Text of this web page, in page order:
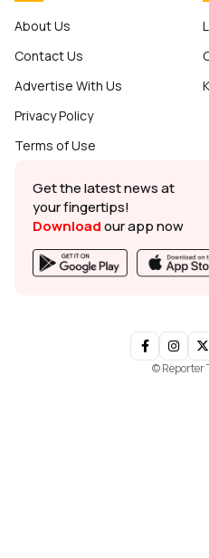
About Us
Contact Us
Advertise With Us
Privacy Policy
Terms of Use
Get the latest news at
your fingertips!
Downloadour app now
© Reporter